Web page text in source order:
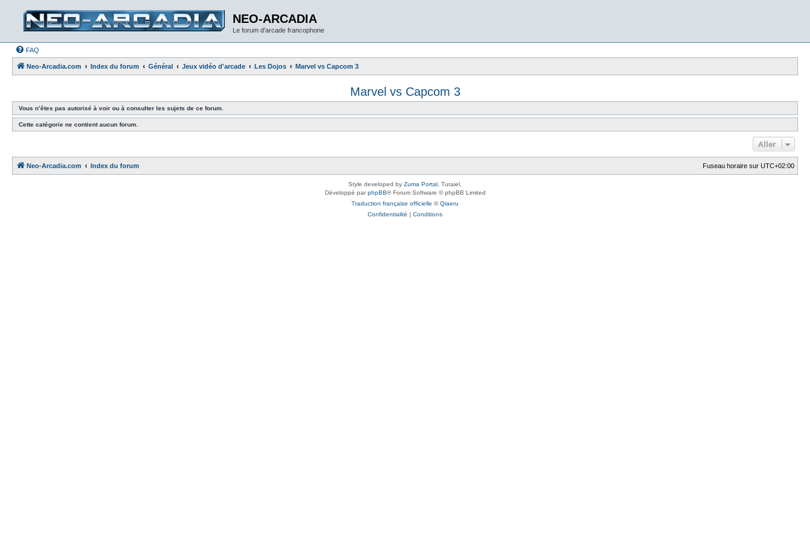
NEO-ARCADIA
Le forum d'arcade francophone
FAQ
Neo-Arcadia.com Index du forum Général Jeux vidéo d'arcade Les Dojos Marvel vs Capcom 3
Marvel vs Capcom 3
Vous n’êtes pas autorisé à voir ou à consulter les sujets de ce forum.
Cette catégorie ne contient aucun forum.
Aller
Neo-Arcadia.com Index du forum Fuseau horaire sur UTC+02:00
Style developed by Zuma Portal , Turaiel,
Développé parphpBB® Forum Software © phpBB Limited
Traduction française officielle ©Qiaeru
Confidentialité | Conditions